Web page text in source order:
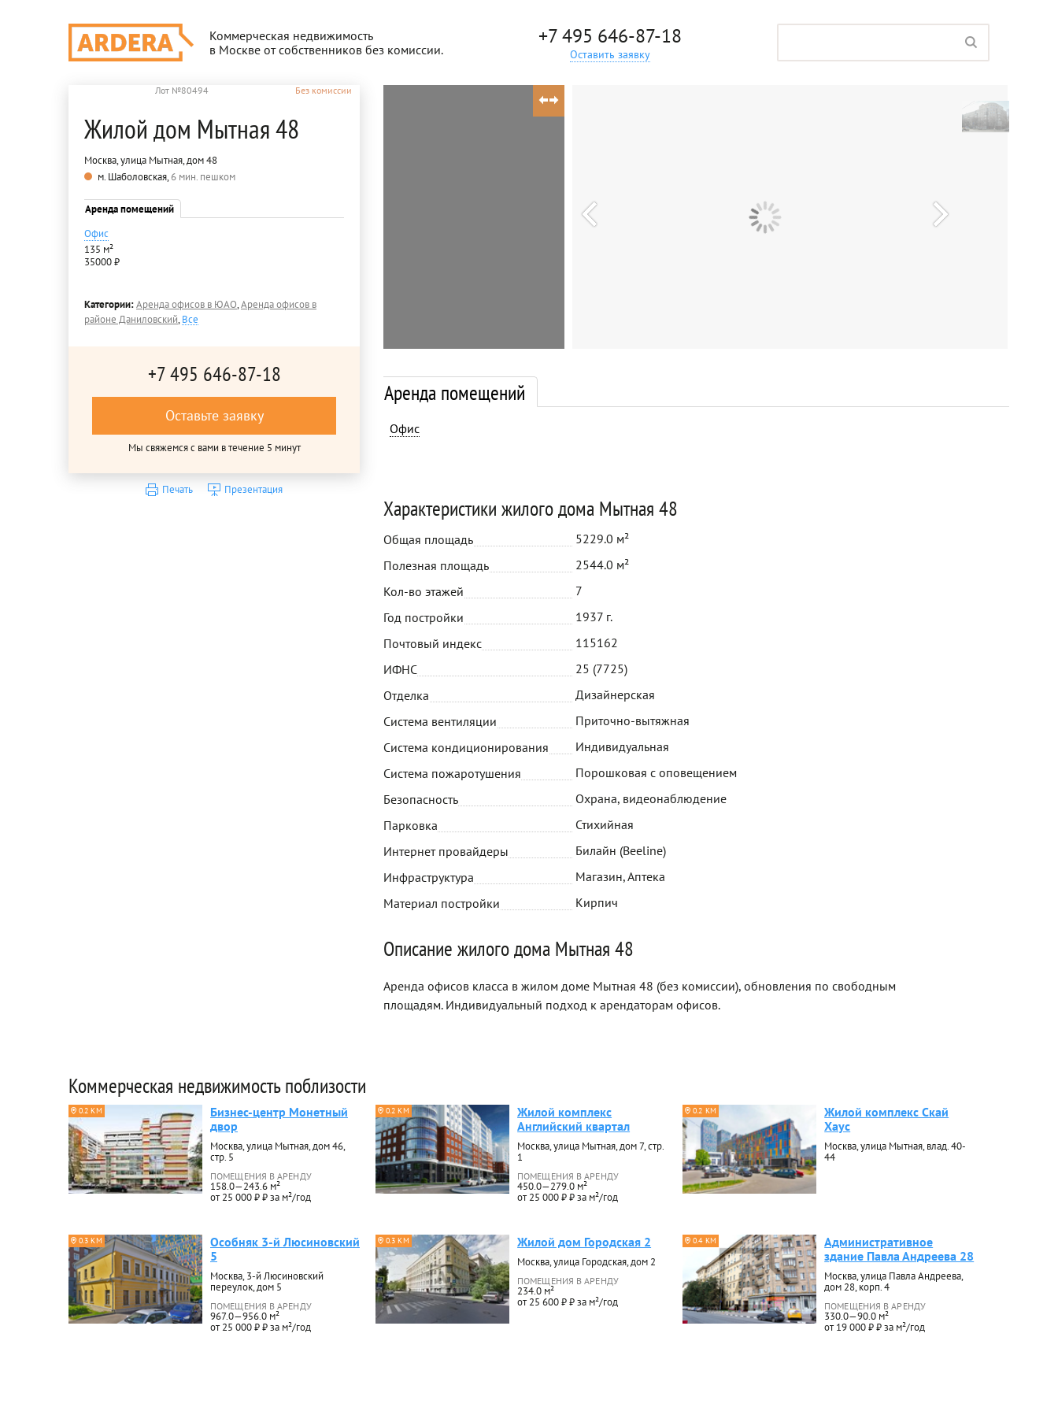
Коммерческая недвижимость
в Москве от собственников без комиссии.
+7 495 646-87-18
Оставить заявку
Лот №80494 Без комиссии
Жилой дом Мытная 48
Москва, улица Мытная, дом 48
м. Шаболовская,6 мин. пешком
Аренда помещений
Офис
135 м²
35000 ₽
Категории:Аренда офисов в ЮАО,Аренда офисов в
районе Даниловский,Все
+7 495 646-87-18
Оставьте заявку
Мы свяжемся с вами в течение 5 минут
Печать Презентация
Аренда помещений
Офис
Характеристики жилого дома Мытная 48
Общая площадь
5229.0 м²
Полезная площадь
2544.0 м²
Кол-во этажей
7
Год постройки
1937 г.
Почтовый индекс
115162
ИФНС
25 (7725)
Отделка
Дизайнерская
Система вентиляции
Приточно-вытяжная
Система кондиционирования
Индивидуальная
Система пожаротушения
Порошковая с оповещением
Безопасность
Охрана, видеонаблюдение
Парковка
Стихийная
Интернет провайдеры
Билайн (Beeline)
Инфраструктура
Магазин, Аптека
Материал постройки
Кирпич
Описание жилого дома Мытная 48
Аренда офисов класса в жилом доме Мытная 48 (без комиссии), обновления по свободным
площадям. Индивидуальный подход к арендаторам офисов.
Коммерческая недвижимость поблизости
0.2 КМ
Бизнес-центр Монетный
двор
Москва, улица Мытная, дом 46,
стр. 5
ПОМЕЩЕНИЯ В АРЕНДУ
158.0—243.6 м²
от 25 000 ₽ ₽ за м²/год
0.2 КМ
Жилой комплекс
Английский квартал
Москва, улица Мытная, дом 7, стр.
1
ПОМЕЩЕНИЯ В АРЕНДУ
450.0—279.0 м²
от 25 000 ₽ ₽ за м²/год
0.2 КМ
Жилой комплекс Скай
Хаус
Москва, улица Мытная, влад. 40-
44
0.3 КМ
Особняк 3-й Люсиновский
5
Москва, 3-й Люсиновский
переулок, дом 5
ПОМЕЩЕНИЯ В АРЕНДУ
967.0—956.0 м²
от 25 000 ₽ ₽ за м²/год
0.3 КМ Жилой дом Городская 2
Москва, улица Городская, дом 2
ПОМЕЩЕНИЯ В АРЕНДУ
234.0 м²
от 25 600 ₽ ₽ за м²/год
0.4 КМ
Административное
здание Павла Андреева 28
Москва, улица Павла Андреева,
дом 28, корп. 4
ПОМЕЩЕНИЯ В АРЕНДУ
330.0—90.0 м²
от 19 000 ₽ ₽ за м²/год